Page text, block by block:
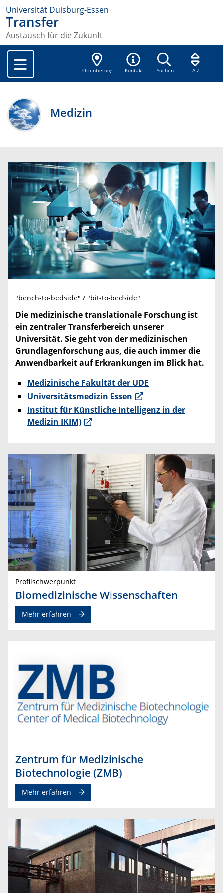
Universität Duisburg-Essen
Transfer
Austausch für die Zukunft
Orientierung Kontakt Suchen A-Z
Medizin
"bench-to-bedside" / "bit-to-bedside"
Die medizinische translationale Forschung ist
ein zentraler Transferbereich unserer
Universität. Sie geht von der medizinischen
Grundlagenforschung aus, die auch immer die
Anwendbarkeit auf Erkrankungen im Blick hat.
Medizinische Fakultät der UDE
Universitätsmedizin Essen
Institut für Künstliche Intelligenz in der
Medizin IKIM)
Profilschwerpunkt
Biomedizinische Wissenschaften
Mehr erfahren
Zentrum für Medizinische
Biotechnologie (ZMB)
Mehr erfahren